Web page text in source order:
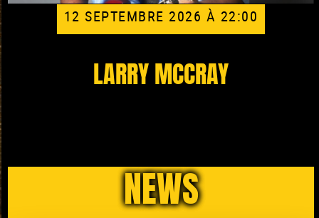
12 SEPTEMBRE 2026 À 22:00
LARRY MCCRAY
NEWS